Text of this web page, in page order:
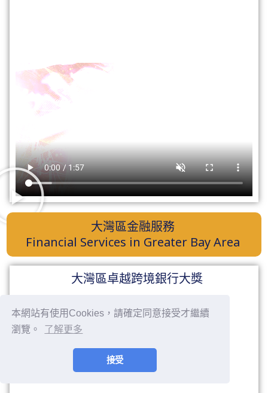
本網站有使用Cookies，請確定同意接受才繼續
瀏覽。
了解更多
接受
大灣區金融服務
Financial Services in Greater Bay Area
大灣區卓越跨境銀行大獎